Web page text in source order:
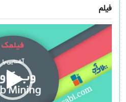
فیلم
نمایشگر